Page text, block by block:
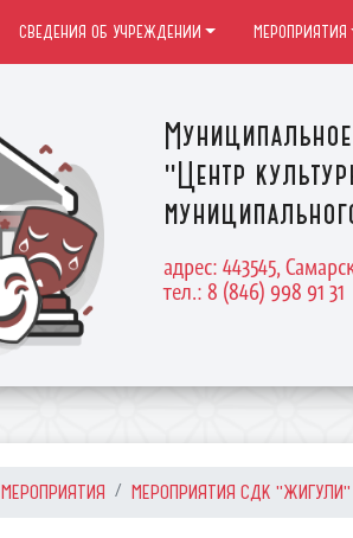
"Центр
адрес: 443545,
тел.: 8 (846) 998 91 31
СВЕДЕНИЯ ОБ УЧРЕЖДЕНИИ МЕРОПРИЯТИЯ
МЕРОПРИЯТИЯ МЕРОПРИЯТИЯ СДК "ЖИГУЛИ"